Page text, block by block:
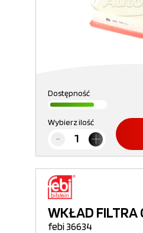
Dostępność
Wybierz ilość
WKŁAD FILTRA
febi 36634